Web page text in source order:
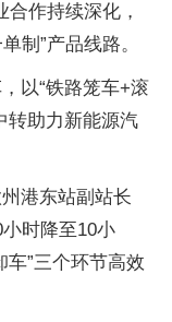
作持续深化，
制”产品线路。
以“铁路笼车+滚
转助力新能源汽
港东站副站长
时降至10小
车”三个环节高效